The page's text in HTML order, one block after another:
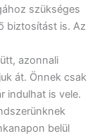
szükséges
biztosítást is. Az
azonnali
át. Önnek csak
indulhat is vele.
belül